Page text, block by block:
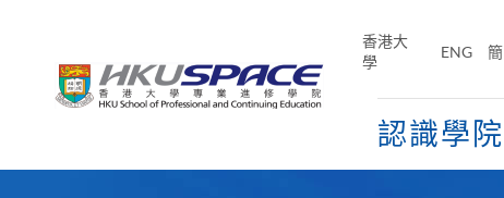
香港大
學
ENG 簡
認識學院